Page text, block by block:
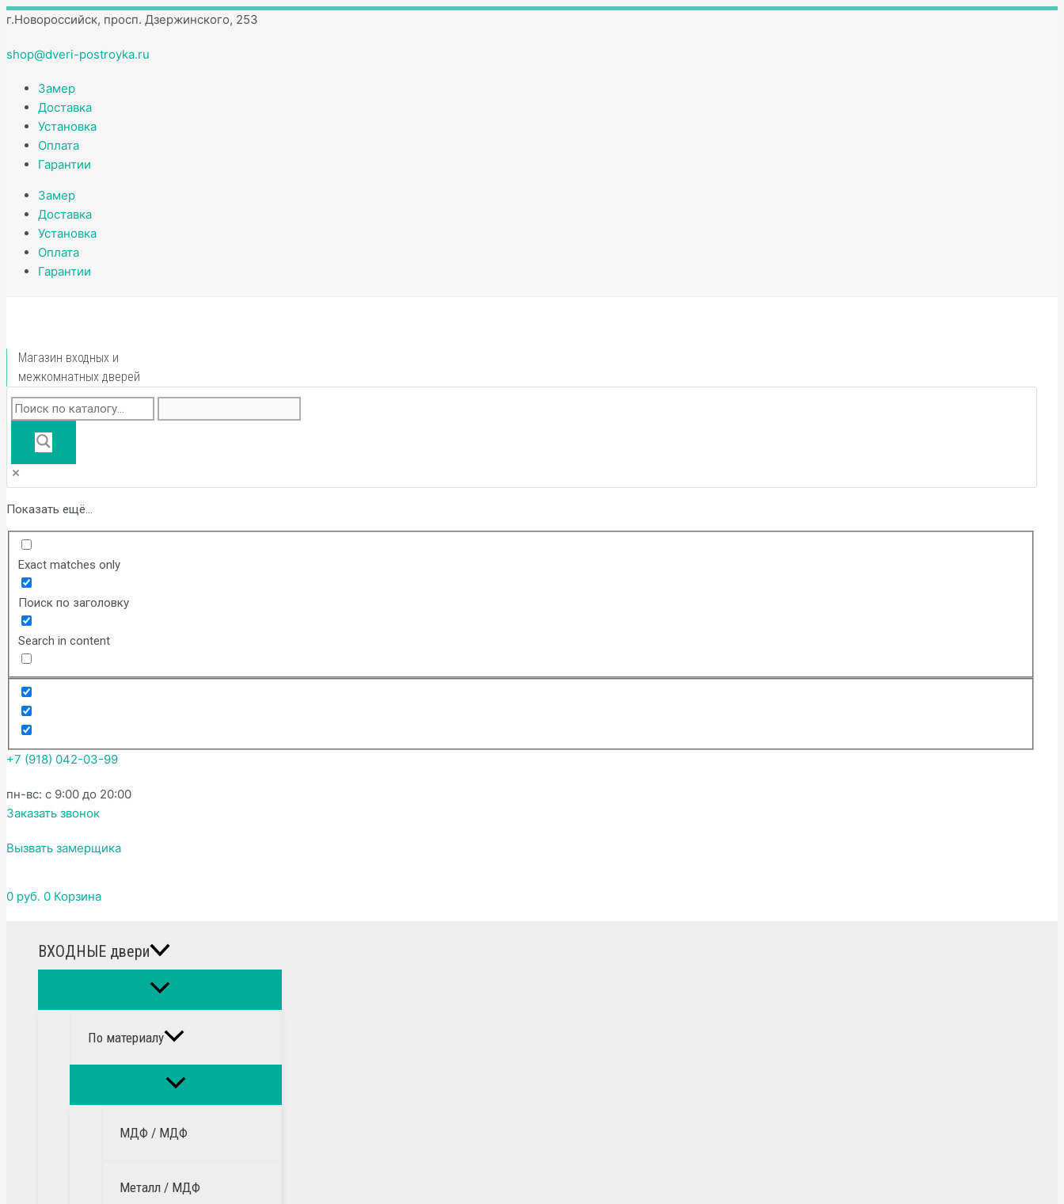
Перейти
к
содержимому
г.Новороссийск, просп. Дзержинского, 253
shop@dveri-postroyka.ru
Замер
Доставка
Установка
Оплата
Гарантии
Замер
Доставка
Установка
Оплата
Гарантии
Магазин входных и
межкомнатных дверей
Показать ещё...
Exact matches only
Поиск по заголовку
Search in content
+7 (918) 042-03-99
пн-вс: с 9:00 до 20:00
Заказать звонок
Вызвать замерщика
0 руб. 0 Корзина
ВХОДНЫЕ двери
По материалу
МДФ / МДФ
Металл / МДФ
Количество
товара
Ручка
дверная
RENZ
на
квадратном
основании
РИМ
53-
03
B